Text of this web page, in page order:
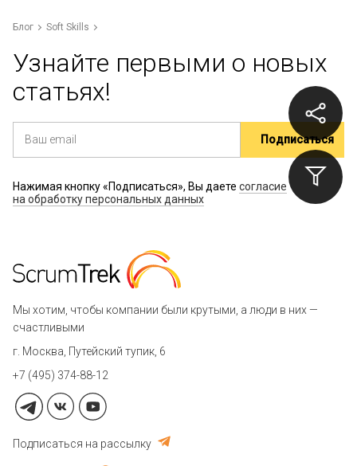
Блог Soft Skills
Узнайте первыми о новых
статьях!
Нажимая кнопку «Подписаться», Вы даете согласие
на обработку персональных данных
Мы хотим, чтобы компании были крутыми, а люди в них —
счастливыми
г. Москва, Путейский тупик, 6
+7 (495) 374-88-12
Подписаться на рассылку